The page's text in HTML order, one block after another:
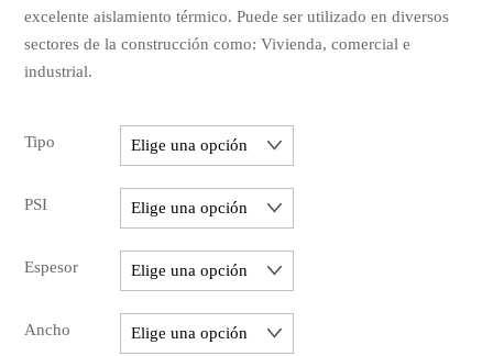
excelente aislamiento térmico. Puede ser utilizado en diversos
sectores de la construcción como: Vivienda, comercial e
industrial.
Tipo
PSI
Espesor
Ancho